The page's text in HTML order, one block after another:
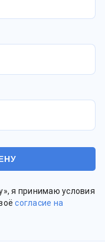
я принимаю условия
согласие на